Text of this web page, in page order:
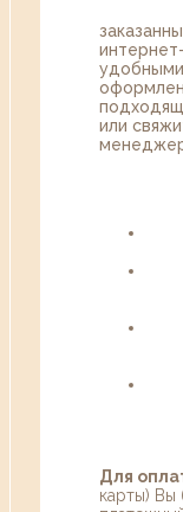
или
Для
карты) Вы